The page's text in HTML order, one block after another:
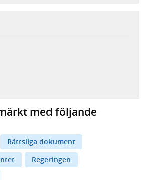
i ny flik, extern webbplats,
flik, extern webbplats,
i ny flik, extern webbplats,
din e-postklient,
med följande
Rättsliga dokument
Regeringen